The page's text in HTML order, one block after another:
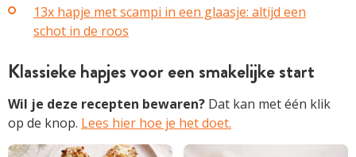
13x hapje met scampi in een glaasje: altijd een
schot in de roos
Klassieke hapjes voor een smakelijke start
Wil je deze recepten bewaren? Dat kan met één klik
op de knop. Lees hier hoe je het doet.